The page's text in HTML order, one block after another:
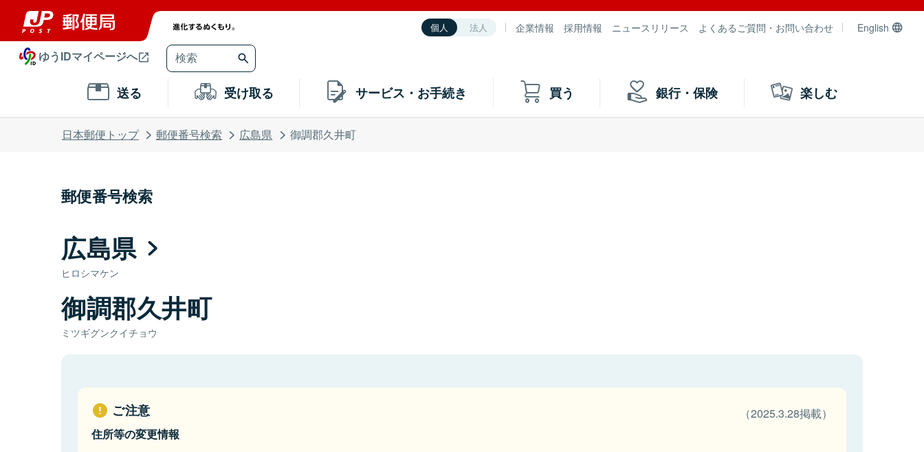
個人 法人 企業情報 採用情報 ニュースリリース よくあるご質問・お問い合わせ English
ゆうIDマイページへ
送る 受け取る サービス・お手続き 買う 銀行・保険 楽しむ
日本郵便トップ 郵便番号検索 広島県 御調郡久井町
郵便番号検索
広島県
ヒロシマケン
御調郡久井町
ミツギグンクイチョウ
ご注意
（2025.3.28掲載）
住所等の変更情報